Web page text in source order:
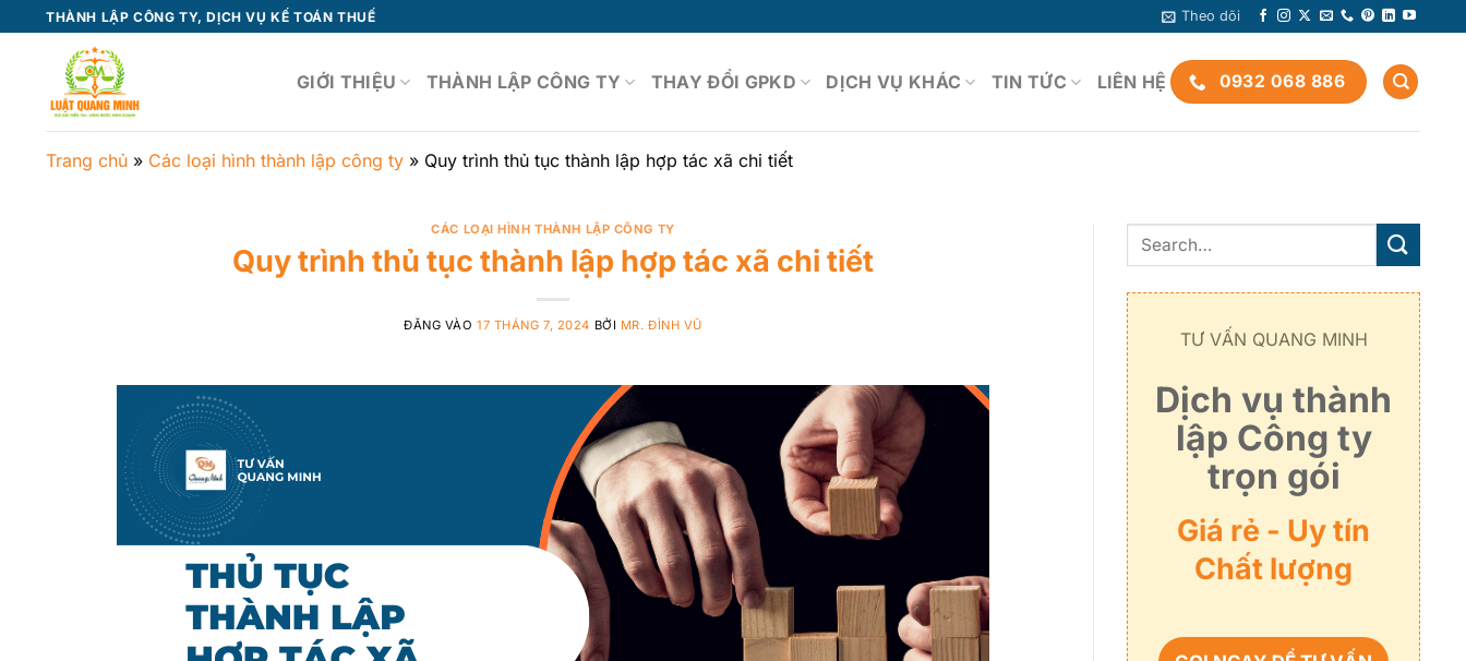
qua
THÀNH LẬP CÔNG TY, DỊCH VỤ KẾ TOÁN THUẾ Theo dõi
GIỚI THIỆU THÀNH LẬP CÔNG TY THAY ĐỔI GPKD DỊCH VỤ KHÁC TIN TỨC LIÊN HỆ 0932 068 886
Trang chủ » Các loại hình thành lập công ty » Quy trình thủ tục thành lập hợp tác xã chi tiết
CÁC LOẠI HÌNH THÀNH LẬP CÔNG TY
Quy trình thủ tục thành lập hợp tác xã chi tiết
ĐĂNG VÀO17 THÁNG 7, 2024 BỞI MR. ĐÌNH VŨ
TƯ VẤN QUANG MINH
Dịch vụ thành
lập Công ty
trọn gói
Giá rẻ - Uy tín
Chất lượng